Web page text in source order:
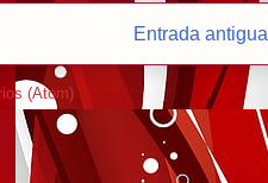
Entrada antigua
(Atom)